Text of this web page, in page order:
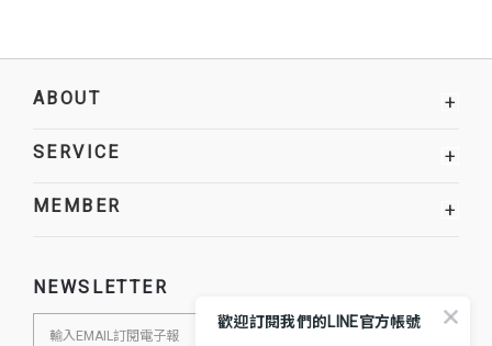
ABOUT +
SERVICE +
MEMBER +
NEWSLETTER
歡迎訂閱我們的LINE官方帳號